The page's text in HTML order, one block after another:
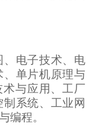
、电子技术、电
、单片机原理与
术与应用、工厂
系统、工业网
编程。